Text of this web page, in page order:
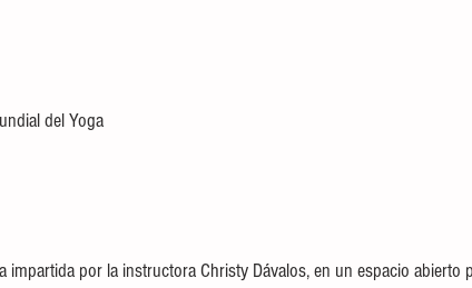
del Yoga
impartida por la instructora Christy Dávalos, en un espacio abierto